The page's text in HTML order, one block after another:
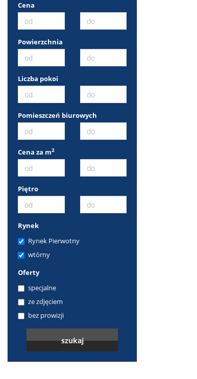
Cena
Powierzchnia
Liczba pokoi
Pomieszczeń biurowych
Cena za m2
Piętro
Rynek
Rynek Pierwotny
wtórny
Oferty
specjalne
ze zdjęciem
bez prowizji